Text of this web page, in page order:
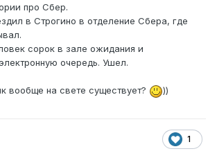
про Сбер.
в Строгино в отделение Сбера, где
сорок в зале ожидания и
очередь. Ушел.
вообще на свете существует? ))
1